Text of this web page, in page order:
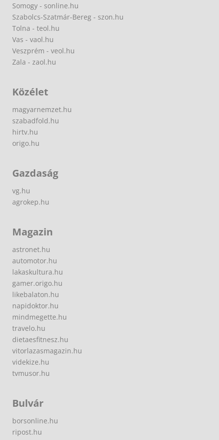
Somogy - sonline.hu
Szabolcs-Szatmár-Bereg - szon.hu
Tolna - teol.hu
Vas - vaol.hu
Veszprém - veol.hu
Zala - zaol.hu
Közélet
magyarnemzet.hu
szabadfold.hu
hirtv.hu
origo.hu
Gazdaság
vg.hu
agrokep.hu
Magazin
astronet.hu
automotor.hu
lakaskultura.hu
gamer.origo.hu
likebalaton.hu
napidoktor.hu
mindmegette.hu
travelo.hu
dietaesfitnesz.hu
vitorlazasmagazin.hu
videkize.hu
tvmusor.hu
Bulvár
borsonline.hu
ripost.hu